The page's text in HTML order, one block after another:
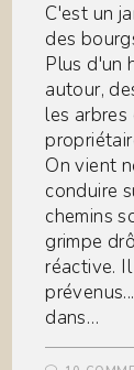
C'est un
des
Plus d'un
autour,
les
On vient
conduire
chemins
grimpe
réactive.
dans…